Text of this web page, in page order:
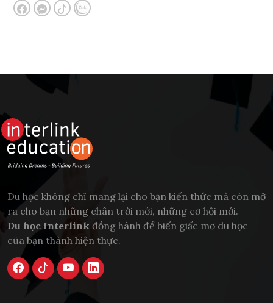
Du học không chỉ mang lại cho bạn kiến thức mà còn mở
ra cho bạn những chân trời mới, những cơ hội mới.
Du học Interlink đồng hành để biến giấc mơ du học
của bạn thành hiện thực.